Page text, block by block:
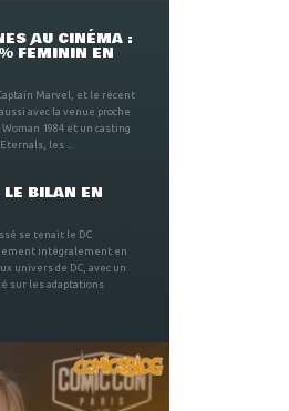
AU CINÉMA :
FÉMININ EN
Marvel, et le récent
avec la venue proche
1984 et un casting
les ...
BILAN EN
se tenait le DC
intégralement en
univers de DC, avec un
sur les adaptations